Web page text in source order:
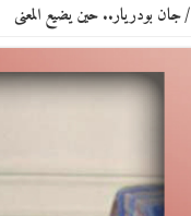
/جان بودريار.. حين يضيع المعنى